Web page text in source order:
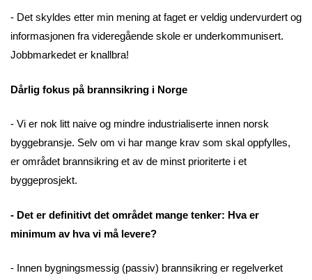
- Det skyldes etter min mening at faget er veldig undervurdert og
informasjonen fra videregående skole er underkommunisert.
Jobbmarkedet er knallbra!
Dårlig fokus på brannsikring i Norge
- Vi er nok litt naive og mindre industrialiserte innen norsk
byggebransje. Selv om vi har mange krav som skal oppfylles,
er området brannsikring et av de minst prioriterte i et
byggeprosjekt.
- Det er definitivt det området mange tenker: Hva er
minimum av hva vi må levere?
- Innen bygningsmessig (passiv) brannsikring er regelverket